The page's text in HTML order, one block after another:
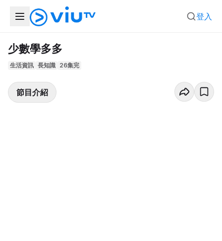
登入
少數學多多
生活資訊 長知識 26集完
節目介紹